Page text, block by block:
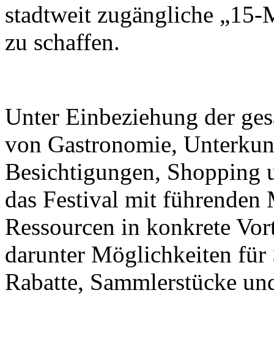
stadtweit zugängliche
zu schaffen.
Unter Einbeziehung der
von Gastronomie,
Besichtigungen, Shopping
das Festival mit führenden
Ressourcen in konkrete
darunter Möglichkeiten
Rabatte, Sammlerstücke